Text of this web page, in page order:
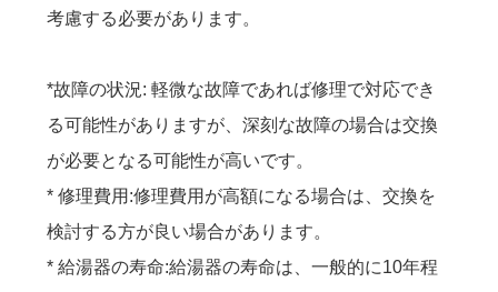
考慮する必要があります。
*故障の状況: 軽微な故障であれば修理で対応でき
る可能性がありますが、深刻な故障の場合は交換
が必要となる可能性が高いです。
* 修理費用:修理費用が高額になる場合は、交換を
検討する方が良い場合があります。
* 給湯器の寿命:給湯器の寿命は、一般的に10年程